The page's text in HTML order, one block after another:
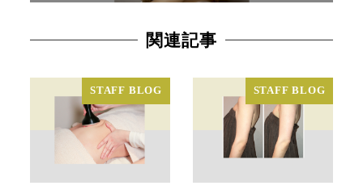
関連記事
STAFF BLOG STAFF BLOG